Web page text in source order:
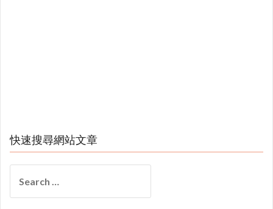
快速搜尋網站文章
for: